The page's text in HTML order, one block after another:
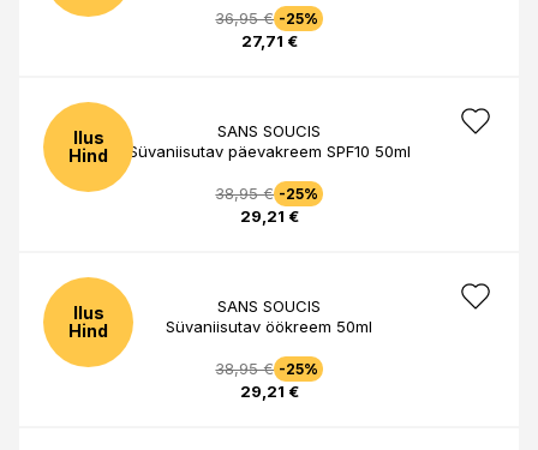
36,95 € -25%
27,71 €
Ilus
Hind
SANS SOUCIS
Süvaniisutav päevakreem SPF10 50ml
38,95 € -25%
29,21 €
Ilus
Hind
SANS SOUCIS
Süvaniisutav öökreem 50ml
38,95 € -25%
29,21 €